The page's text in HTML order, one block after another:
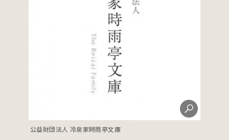
公益財団法人 冷泉家時雨亭文庫